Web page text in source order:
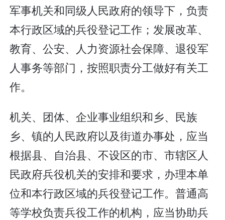
军事机关和同级人民政府的领导下，负责
本行政区域的兵役登记工作；发展改革、
教育、公安、人力资源社会保障、退役军
人事务等部门，按照职责分工做好有关工
作。
机关、团体、企业事业组织和乡、民族
乡、镇的人民政府以及街道办事处，应当
根据县、自治县、不设区的市、市辖区人
民政府兵役机关的安排和要求，办理本单
位和本行政区域的兵役登记工作。普通高
等学校负责兵役工作的机构，应当协助兵